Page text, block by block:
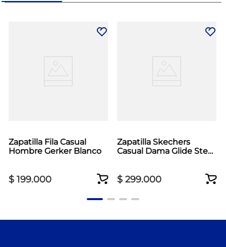
Zapatilla Fila Casual
Hombre Gerker Blanco
$ 199.000
Zapatilla Skechers
Casual Dama Glide Step
$ 299.000